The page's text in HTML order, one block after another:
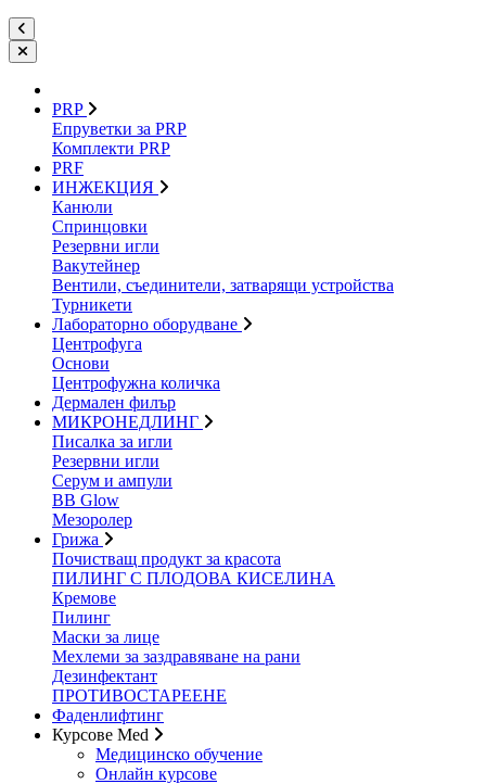
PRP
Епруветки за PRP
Комплекти PRP
PRF
ИНЖЕКЦИЯ
Канюли
Спринцовки
Резервни игли
Вакутейнер
Вентили, съединители, затварящи устройства
Турникети
Лабораторно оборудване
Центрофуга
Основи
Центрофужна количка
Дермален филър
МИКРОНЕДЛИНГ
Писалка за игли
Резервни игли
Серум и ампули
BB Glow
Мезоролер
Грижа
Почистващ продукт за красота
ПИЛИНГ С ПЛОДОВА КИСЕЛИНА
Кремове
Пилинг
Маски за лице
Мехлеми за заздравяване на рани
Дезинфектант
ПРОТИВОСТАРЕЕНЕ
Фаденлифтинг
Курсове Med
Медицинско обучение
Онлайн курсове